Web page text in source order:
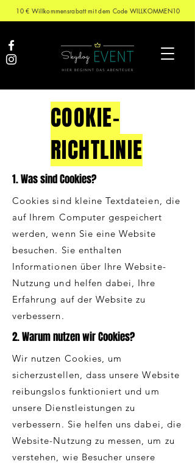
10 € Willkommensrabatt mit dem Code WILLKOMMEN10
COOKIE-
RICHTLINIE
1. Was sind Cookies?
Cookies sind kleine Textdateien, die
auf Ihrem Computer gespeichert
werden, wenn Sie eine Website
besuchen. Sie enthalten
Informationen über Ihre Website-
Nutzung und helfen dabei, Ihre
Erfahrung auf der Website zu
verbessern.
2. Warum nutzen wir Cookies?
Wir nutzen Cookies, um
sicherzustellen, dass unsere Website
reibungslos funktioniert und um
unsere Dienstleistungen zu
verbessern. Sie helfen uns dabei, die
Website-Nutzung zu messen, um zu
verstehen, wie Besucher unsere